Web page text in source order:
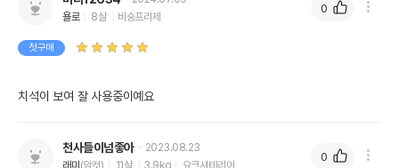
욜로
8살 비숑프리제
첫구매
치석이 보여 잘 사용중이예요
0
천사들이넘좋아
2023.08.23
래미 (암컷) 11살 3.9kg 요크셔테리어
0